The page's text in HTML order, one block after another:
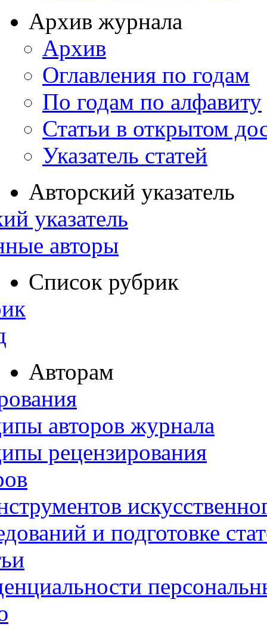
Архив журнала
Архив
Оглавления по годам
По годам по алфавиту
Статьи в открытом
Указатель статей
Авторский указатель
указатель
авторы
Список рубрик
Авторам
авторов журнала
рецензирования
и подготовке